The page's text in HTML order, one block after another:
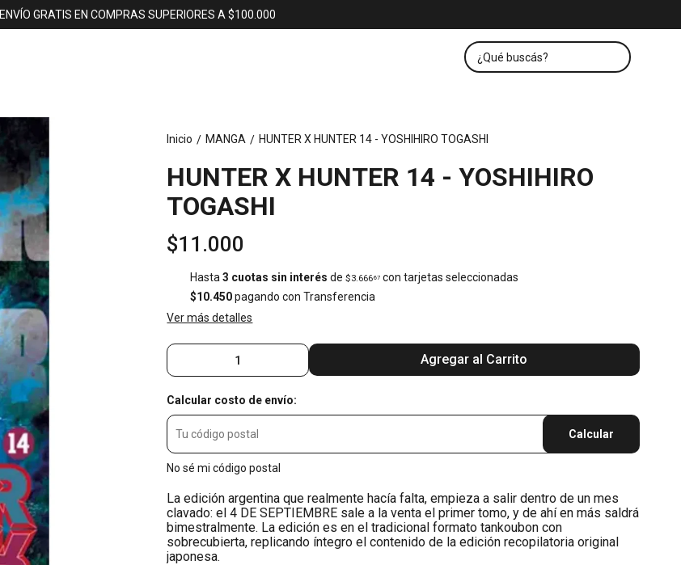
ENVÍO GRATIS EN COMPRAS SUPERIORES A $100.000
Inicio / MANGA / HUNTER X HUNTER 14 - YOSHIHIRO TOGASHI
HUNTER X HUNTER 14 - YOSHIHIRO
TOGASHI
$11.000
Hasta3 cuotas sin interés de$3.66667 con tarjetas seleccionadas
$10.450pagando con Transferencia
Ver más detalles
Agregar al Carrito
Calcular costo de envío:
Calcular
No sé mi código postal
La edición argentina que realmente hacía falta, empieza a salir dentro de un mes
clavado: el 4 DE SEPTIEMBRE sale a la venta el primer tomo, y de ahí en más saldrá
bimestralmente. La edición es en el tradicional formato tankoubon con
sobrecubierta, replicando íntegro el contenido de la edición recopilatoria original
japonesa.